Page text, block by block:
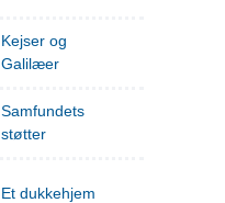
Kejser og
Galilæer
Samfundets
støtter
Et dukkehjem